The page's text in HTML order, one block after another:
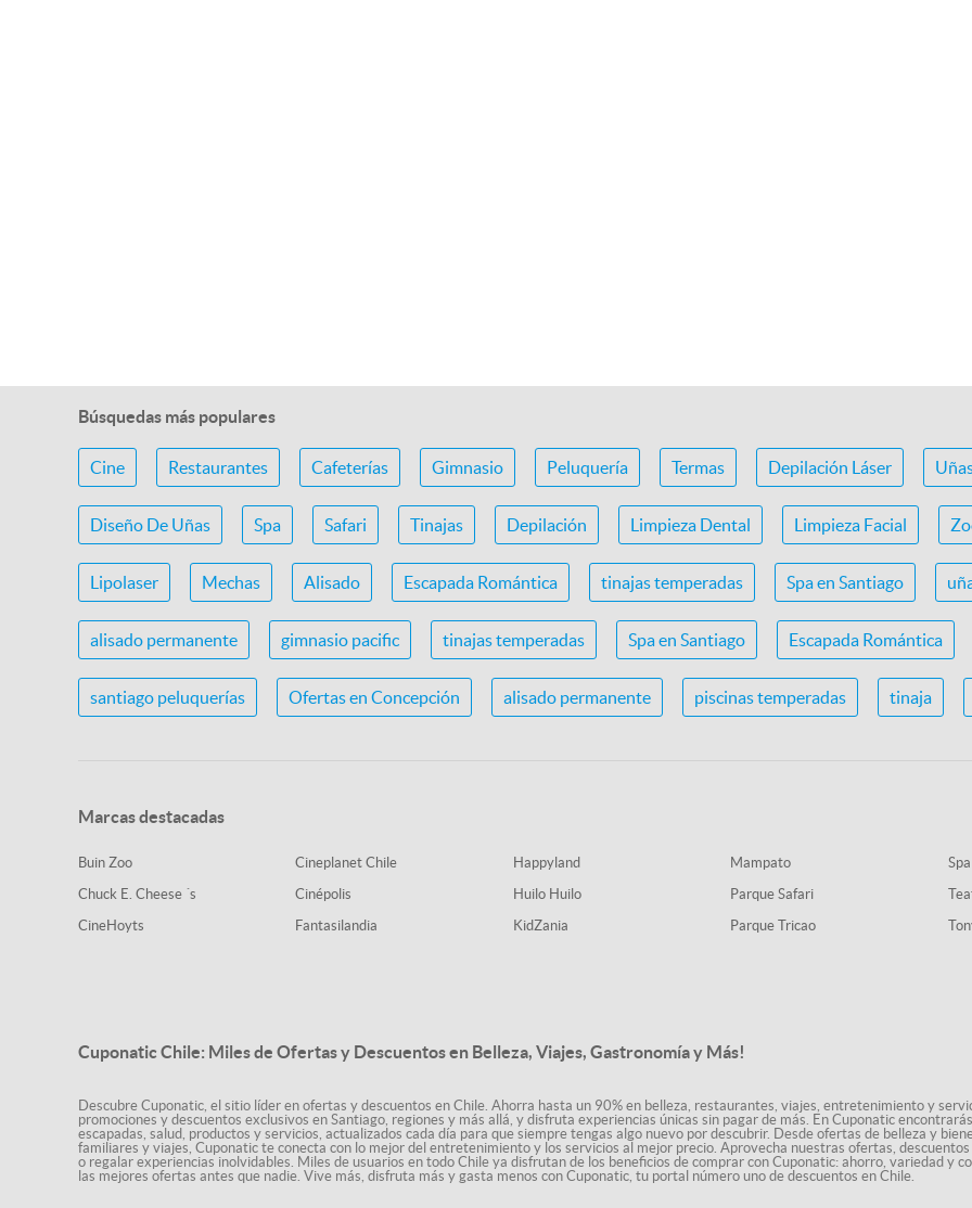
Búsquedas más populares
Cine Restaurantes Cafeterías Gimnasio Peluquería Termas Depilación Láser
Diseño De Uñas Spa Safari Tinajas Depilación Limpieza Dental Limpieza Facial
Lipolaser Mechas Alisado Escapada Romántica tinajas temperadas Spa en Santiago
alisado permanente gimnasio pacific tinajas temperadas Spa en Santiago Escapada Romántica
santiago peluquerías Ofertas en Concepción alisado permanente piscinas temperadas tinaja
Marcas destacadas
Buin Zoo
Chuck E. Cheese ´s
CineHoyts
Cineplanet Chile
Cinépolis
Fantasilandia
Happyland
Huilo Huilo
KidZania
Mampato
Parque Safari
Parque Tricao
Cuponatic Chile: Miles de Ofertas y Descuentos en Belleza, Viajes, Gastronomía y Más!
Descubre Cuponatic, el sitio líder en ofertas y descuentos en Chile. Ahorra hasta un 90% en belleza, restaurantes, viajes, entretenimiento y
promociones y descuentos exclusivos en Santiago, regiones y más allá, y disfruta experiencias únicas sin pagar de más. En Cuponatic
escapadas, salud, productos y servicios, actualizados cada día para que siempre tengas algo nuevo por descubrir. Desde ofertas de belleza y
familiares y viajes, Cuponatic te conecta con lo mejor del entretenimiento y los servicios al mejor precio. Aprovecha nuestras ofertas,
o regalar experiencias inolvidables. Miles de usuarios en todo Chile ya disfrutan de los beneficios de comprar con Cuponatic: ahorro, variedad y
las mejores ofertas antes que nadie. Vive más, disfruta más y gasta menos con Cuponatic, tu portal número uno de descuentos en Chile.